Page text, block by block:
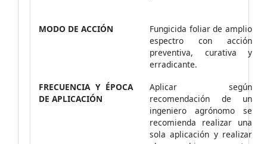
MODO DE ACCIÓN
Fungicida foliar de amplio
espectro con acción
preventiva, curativa y
erradicante.
FRECUENCIA Y ÉPOCA
DE APLICACIÓN
Aplicar según
recomendación de un
ingeniero agrónomo se
recomienda realizar una
sola aplicación y realizar